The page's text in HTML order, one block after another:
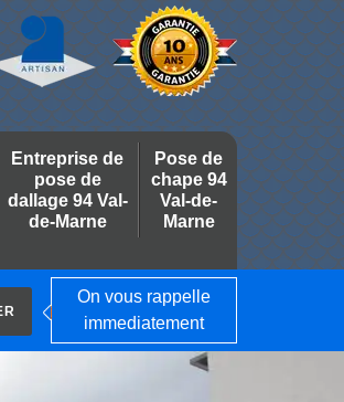
Entreprise de
pose de
dallage 94 Val-
de-Marne
Pose de
chape 94
Val-de-
Marne
On vous rappelle
immediatement